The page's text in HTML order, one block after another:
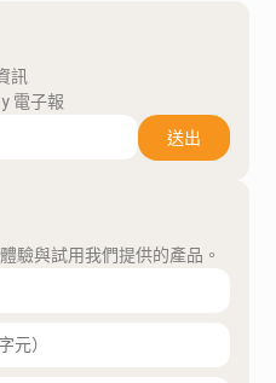
訊
電子報
送出
驗與試用我們提供的產品。